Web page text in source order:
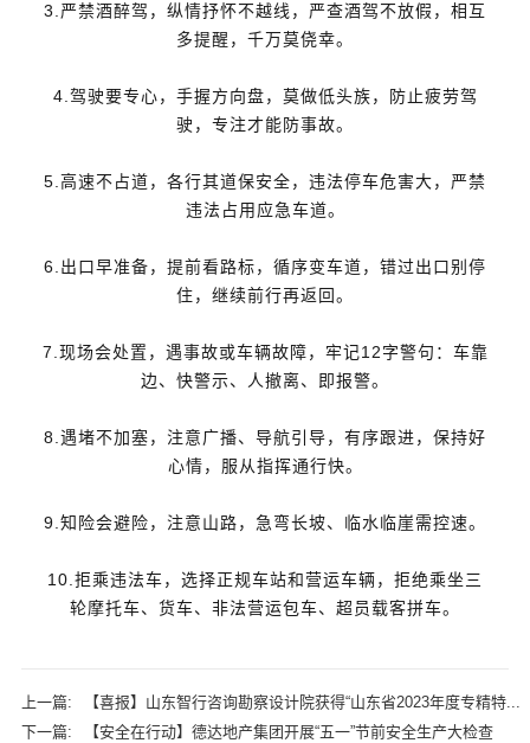
3.严禁酒醉驾，纵情抒怀不越线，严查酒驾不放假，相互
多提醒，千万莫侥幸。
4.驾驶要专心，手握方向盘，莫做低头族，防止疲劳驾
驶，专注才能防事故。
5.高速不占道，各行其道保安全，违法停车危害大，严禁
违法占用应急车道。
6.出口早准备，提前看路标，循序变车道，错过出口别停
住，继续前行再返回。
7.现场会处置，遇事故或车辆故障，牢记12字警句：车靠
边、快警示、人撤离、即报警。
8.遇堵不加塞，注意广播、导航引导，有序跟进，保持好
心情，服从指挥通行快。
9.知险会避险，注意山路，急弯长坡、临水临崖需控速。
10.拒乘违法车，选择正规车站和营运车辆，拒绝乘坐三
轮摩托车、货车、非法营运包车、超员载客拼车。
上一篇:
【喜报】山东智行咨询勘察设计院获得“山东省2023年度专精特...
下一篇:
【安全在行动】德达地产集团开展“五一”节前安全生产大检查